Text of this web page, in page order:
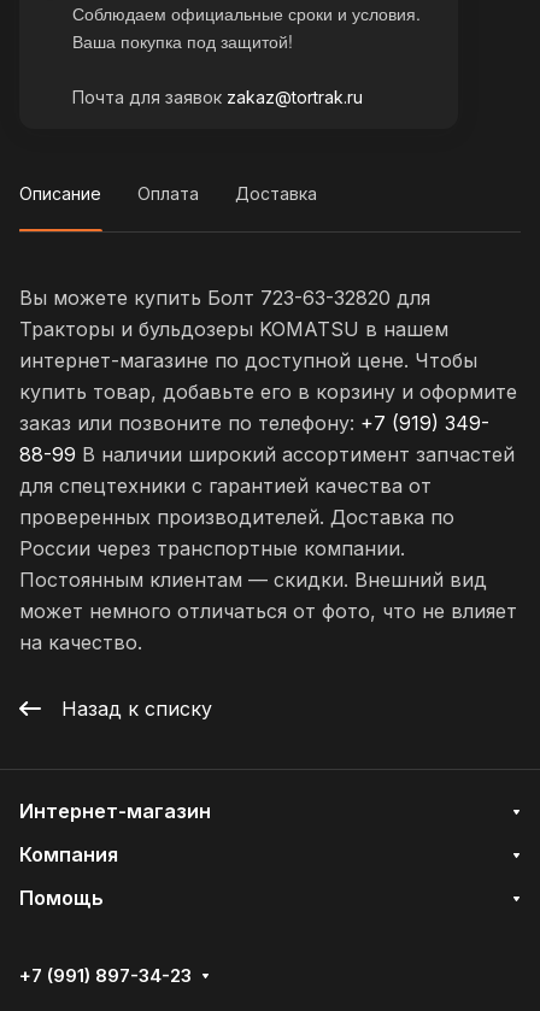
Соблюдаем официальные сроки и условия.
Ваша покупка под защитой!
Почта для заявок zakaz@tortrak.ru
Описание Оплата Доставка
Вы можете купить Болт 723-63-32820 для
Тракторы и бульдозеры KOMATSU в нашем
интернет-магазине по доступной цене. Чтобы
купить товар, добавьте его в корзину и оформите
заказ или позвоните по телефону: +7 (919) 349-
88-99 В наличии широкий ассортимент запчастей
для спецтехники с гарантией качества от
проверенных производителей. Доставка по
России через транспортные компании.
Постоянным клиентам — скидки. Внешний вид
может немного отличаться от фото, что не влияет
на качество.
Назад к списку
Интернет-магазин
Компания
Помощь
+7 (991) 897-34-23